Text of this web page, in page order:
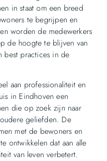
in staat om een breed
te begrijpen en
worden de medewerkers
de hoogte te blijven van
best practices in de
aan professionaliteit en
in Eindhoven een
die op zoek zijn naar
geliefden. De
met de bewoners en
ontwikkelen dat aan alle
van leven verbetert.